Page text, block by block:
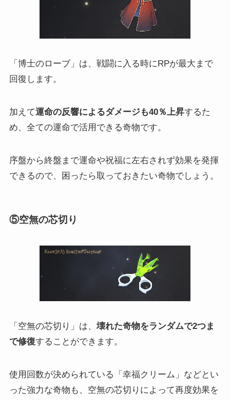
「博士のローブ」は、戦闘に入る時にRPが最大まで
回復します。
加えて運命の反響によるダメージも40％上昇するた
め、全ての運命で活用できる奇物です。
序盤から終盤まで運命や祝福に左右されず効果を発揮
できるので、困ったら取っておきたい奇物でしょう。
⑤空無の芯切り
「空無の芯切り」は、 壊れた奇物をランダムで2つま
で修復することができます。
使用回数が決められている「幸福クリーム」などとい
った強力な奇物も、空無の芯切りによって再度効果を